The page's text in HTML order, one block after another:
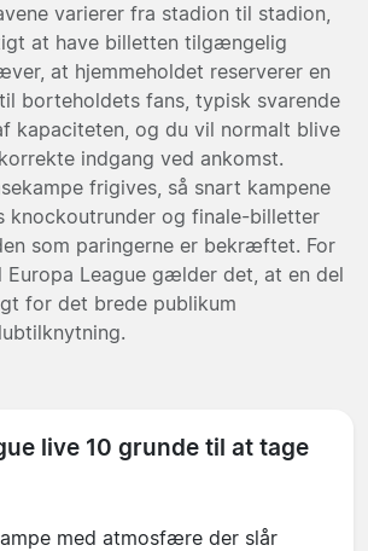
varierer fra stadion til stadion,
at have billetten tilgængelig
at hjemmeholdet reserverer en
borteholdets fans, typisk svarende
kapaciteten, og du vil normalt blive
indgang ved ankomst.
frigives, så snart kampene
knockoutrunder og finale-billetter
som paringerne er bekræftet. For
League gælder det, at en del
for det brede publikum
live 10 grunde til at tage
med atmosfære der slår